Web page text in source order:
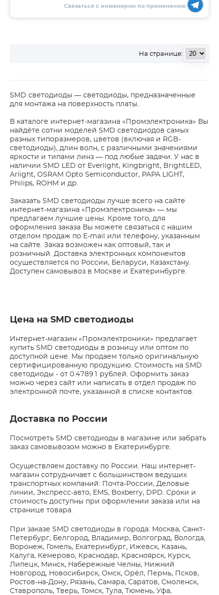
Связаться с инженером по применению
На странице:
SMD светодиоды — светодиоды, предназначенные
для монтажа на поверхность платы.
В каталоге интернет-магазина «Промэлектроника» Вы
найдёте сотни моделей SMD светодиодов самых
разных типоразмеров, цветов (включая и RGB-
светодиоды), длин волн, с различными значениями
яркости и типами линз — под любые задачи. У нас в
наличии SMD LED от Everlight, Kingbright, BrightLED,
Arlight, OSRAM Opto Semiconductor, PAPA LIGHT,
Philips, ROHM и др.
Заказать SMD светодиоды лучше всего на сайте
интернет-магазина «Промэлектроника» — мы
предлагаем лучшие цены. Кроме того, для
оформления заказа Вы можете связаться с нашим
отделом продаж по E-mail или телефону, указанным
на сайте. Заказ возможен как оптовый, так и
розничный. Доставка электронных компонентов
осуществляется по России, Беларуси, Казахстану.
Доступен самовывоз в Москве и Екатеринбурге.
Цена на SMD светодиоды
Интернет-магазин «Промэлектроники» предлагает
купить SMD светодиоды в розницу или оптом по
доступной цене. Мы продаем только оригинальную
сертифицированную продукцию. Стоимость на SMD
светодиоды - от 0.47891 рублей. Оформить заказ
можно через сайт или написать в отдел продаж по
электронной почте, указанной в списке контактов.
Доставка по России
Посмотреть SMD светодиоды в магазине или забрать
заказ самовывозом можно в Екатеринбурге.
Осуществляем доставку по России. Наш интернет-
магазин сотрудничает с большинством ведущих
транспортных компаний: Почта-России, Деловые
линии, Экспресс-авто, EMS, Boxberry, DPD. Сроки и
стоимость доступны при оформлении заказа или на
странице товара.
При заказе SMD светодиоды в города: Москва, Санкт-
Петербург, Белгород, Владимир, Волгоград, Вологда,
Воронеж, Гомель, Екатеринбург, Ижевск, Казань,
Калуга, Кемерово, Краснодар, Красноярск, Курск,
Липецк, Минск, Набережные Челны, Нижний
Новгород, Новосибирск, Омск, Орёл, Пермь, Псков,
Ростов-на-Дону, Рязань, Самара, Саратов, Смоленск,
Ставрополь, Тверь, Томск, Тула, Тюмень, Уфа,